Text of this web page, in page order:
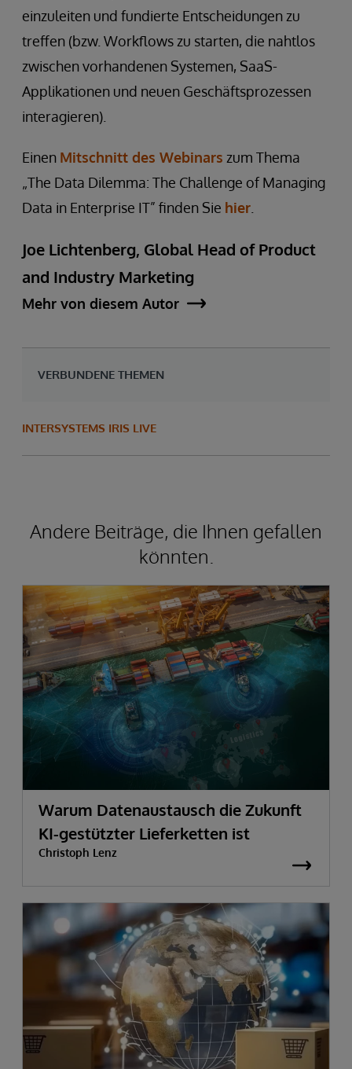
einzuleiten und fundierte Entscheidungen zu
treffen (bzw. Workflows zu starten, die nahtlos
zwischen vorhandenen Systemen, SaaS-
Applikationen und neuen Geschäftsprozessen
interagieren).
Einen Mitschnitt des Webinars zum Thema
„The Data Dilemma: The Challenge of Managing
Data in Enterprise IT” finden Sie hier
Joe Lichtenberg, Global Head of Product
and Industry Marketing
Mehr von diesem Autor
VERBUNDENE THEMEN
INTERSYSTEMS IRIS LIVE
Andere Beiträge, die Ihnen gefallen
könnten.
Warum Datenaustausch die Zukunft
KI-gestützter Lieferketten ist
Christoph Lenz